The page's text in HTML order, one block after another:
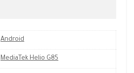
Android
MediaTek Helio G85